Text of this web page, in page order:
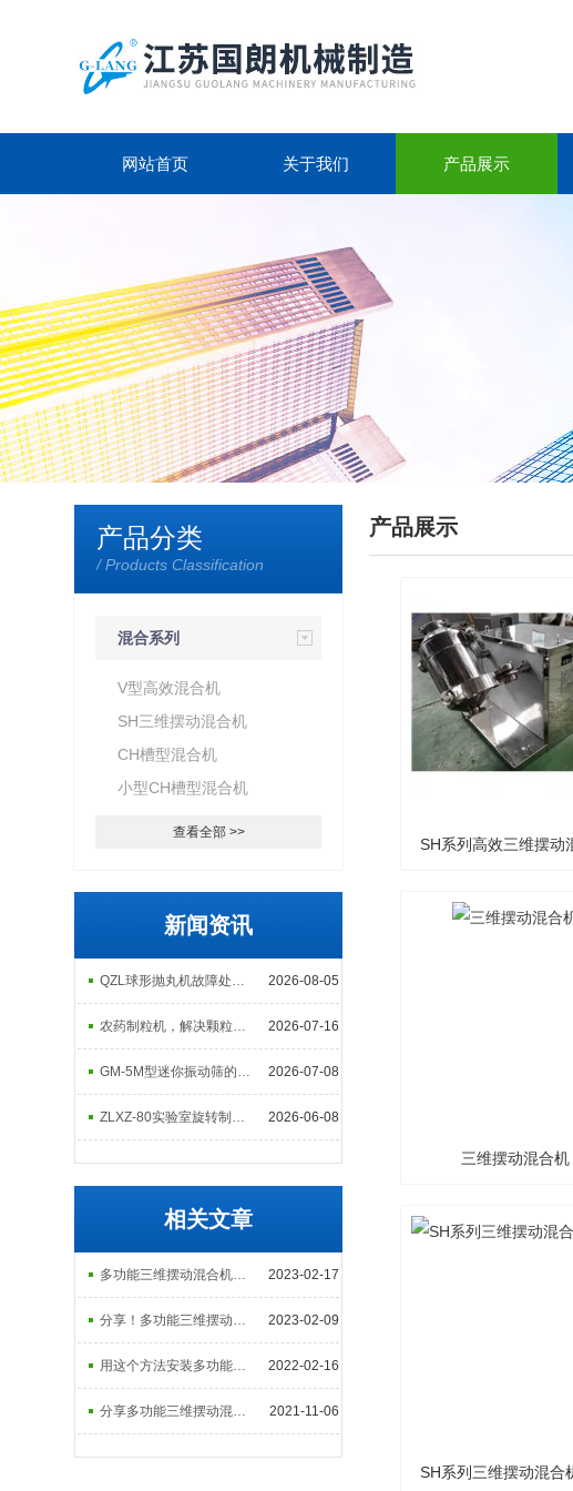
网站首页 关于我们 产品展示
产品分类
/ Products Classification
混合系列
V型高效混合机
SH三维摆动混合机
CH槽型混合机
小型CH槽型混合机
查看全部 >>
新闻资讯
QZL球形抛丸机故障处理实用指南 2026-08-05
农药制粒机，解决颗粒易碎、悬浮率低难题 2026-07-16
GM-5M型迷你振动筛的使用与维护注意事项 2026-07-08
ZLXZ-80实验室旋转制粒机的工作原理及结构组成 2026-06-08
相关文章
多功能三维摆动混合机拥有诸多特性，您掌握了几点？ 2023-02-17
分享！多功能三维摆动混合机的操作说明 2023-02-09
用这个方法安装多功能三维摆动混合机，简单易懂 2022-02-16
分享多功能三维摆动混合机的结构、原理以及注意事项 2021-11-06
产品展示
SH系列高效三维摆动
三维摆动混合机
SH系列三维摆动混合